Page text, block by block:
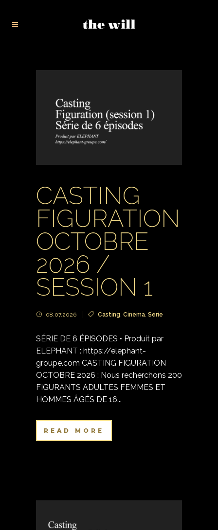
CASTING
FIGURATION
OCTOBRE
2026 /
SESSION 1
08.07.2026 Casting Cinema Serie
SÉRIE DE 6 ÉPISODES • Produit par
ELEPHANT : https://elephant-
groupe.com CASTING FIGURATION
OCTOBRE 2026 : Nous recherchons 200
FIGURANTS ADULTES FEMMES ET
HOMMES ÂGÉS DE 16...
READ MORE